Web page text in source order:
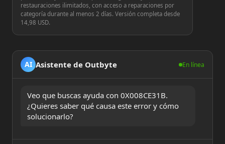
restauraciones ilimitados, con acceso a reparaciones por
categoría durante al menos 2 días. Versión completa desde
14,98 USD.
AI Asistente de Outbyte En línea
Veo que buscas ayuda con 0X008CE31B.
¿Quieres saber qué causa este error y cómo
solucionarlo?